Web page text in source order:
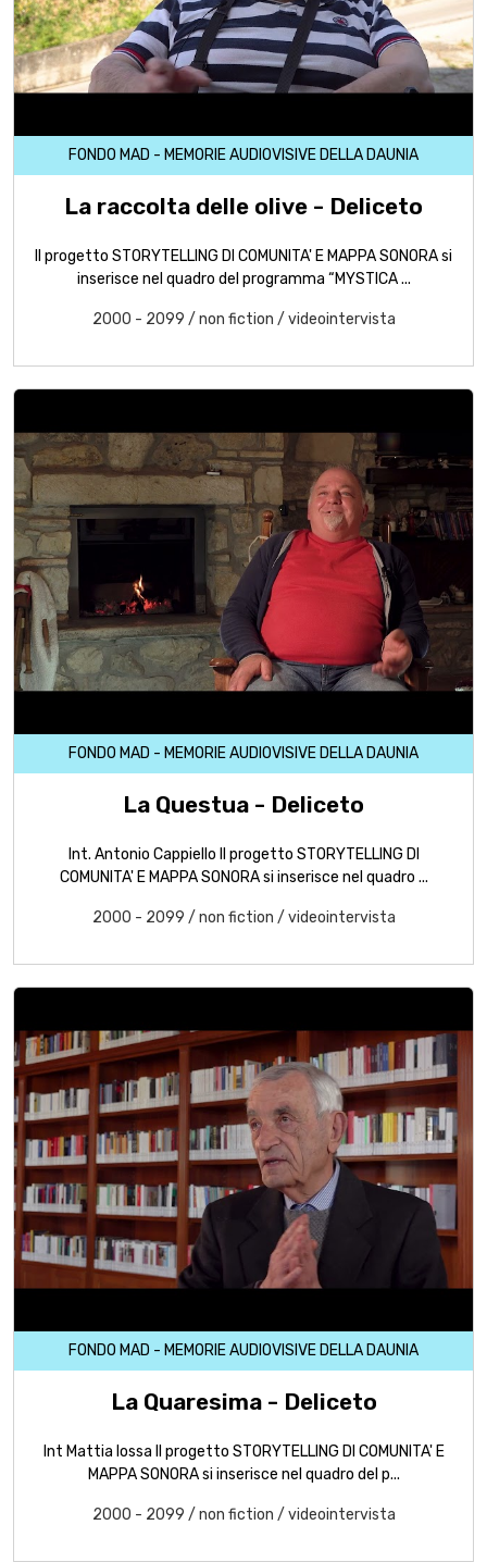
FONDO MAD - MEMORIE AUDIOVISIVE DELLA DAUNIA
La raccolta delle olive - Deliceto
Il progetto STORYTELLING DI COMUNITA' E MAPPA SONORA si
inserisce nel quadro del programma “MYSTICA ...
2000 - 2099 / non fiction / videointervista
FONDO MAD - MEMORIE AUDIOVISIVE DELLA DAUNIA
La Questua - Deliceto
Int. Antonio Cappiello Il progetto STORYTELLING DI
COMUNITA' E MAPPA SONORA si inserisce nel quadro ...
2000 - 2099 / non fiction / videointervista
FONDO MAD - MEMORIE AUDIOVISIVE DELLA DAUNIA
La Quaresima - Deliceto
Int Mattia Iossa Il progetto STORYTELLING DI COMUNITA' E
MAPPA SONORA si inserisce nel quadro del p...
2000 - 2099 / non fiction / videointervista